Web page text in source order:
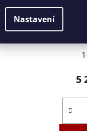
Nastavení
Sada
klíčů 12 dílů
5